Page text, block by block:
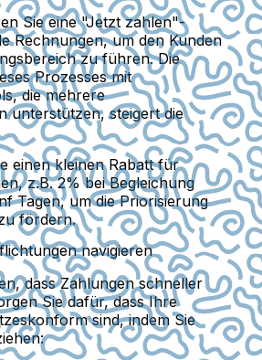
Sie eine "Jetzt zahlen"-
Rechnungen, um den Kunden
zu führen. Die
Prozesses mit
die mehrere
unterstützen, steigert die
einen kleinen Rabatt für
z.B. 2% bei Begleichung
Tagen, um die Priorisierung
fördern.
navigieren
dass Zahlungen schneller
Sie dafür, dass Ihre
sind, indem Sie